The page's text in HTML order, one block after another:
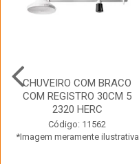
CHUVEIRO COM BRACO
COM REGISTRO 30CM 5
2320 HERC
Código: 11562
*Imagem meramente ilustrativa